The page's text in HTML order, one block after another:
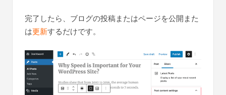
完了したら、ブログの投稿またはページを公開また
は更新するだけです。